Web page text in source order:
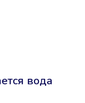
вода